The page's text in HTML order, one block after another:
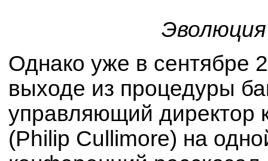
Однако уже в сентябре
выходе из процедуры
управляющий директор
(Philip Cullimore) на